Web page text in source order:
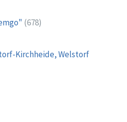
(678)
Kirchheide, Welstorf